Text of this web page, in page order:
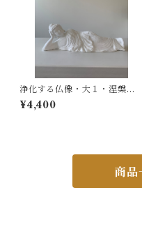
浄化する仏像・大１・涅槃
会・涅槃仏・ねはんぶつ・空
気を浄化するアート・化石サ
¥4,400
商品